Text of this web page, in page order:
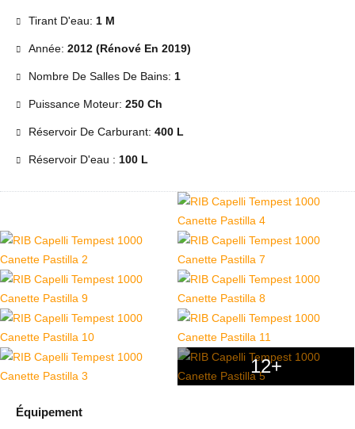
Tirant D'eau: 1 M
Année: 2012 (Rénové En 2019)
Nombre De Salles De Bains: 1
Puissance Moteur: 250 Ch
Réservoir De Carburant: 400 L
Réservoir D'eau : 100 L
12+
Équipement